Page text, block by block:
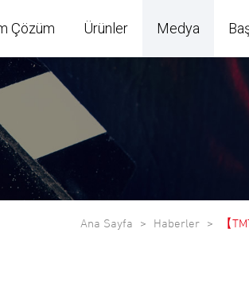
Çözüm Ürünler Medya
Ana Sayfa Haberler 【